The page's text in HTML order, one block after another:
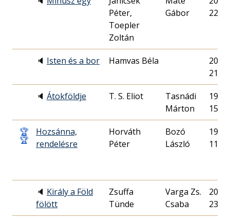
Péter,
Toepler
Zoltán
Gábor
22.
🔈 Isten és a bor Hamvas Béla
21.
🔈 Átokföldje T. S. Eliot
Tasnádi
Márton
15.
🏆
🏆
Hozsánna,
rendelésre
Horváth
Péter
Bozó
László
11.
🔈 Király a Föld
fölött
Zsuffa
Tünde
Varga Zs.
Csaba
23.